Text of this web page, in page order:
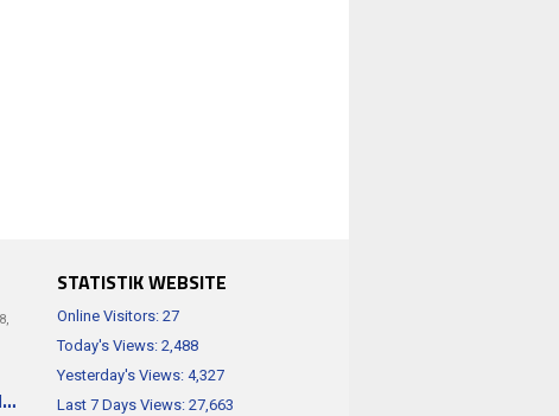
STATISTIK WEBSITE
Online Visitors: 27
Today's Views: 2,488
Yesterday's Views: 4,327
Last 7 Days Views: 27,663